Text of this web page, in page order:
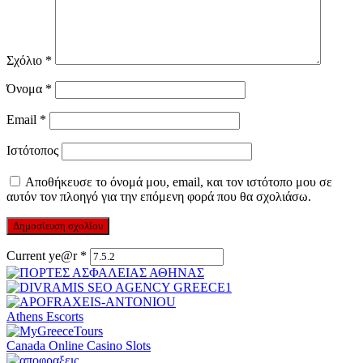
Σχόλιο *
Όνομα *
Email *
Ιστότοπος
Αποθήκευσε το όνομά μου, email, και τον ιστότοπο μου σε
αυτόν τον πλοηγό για την επόμενη φορά που θα σχολιάσω.
Current ye@r *
Athens Escorts
Canada Online Casino Slots